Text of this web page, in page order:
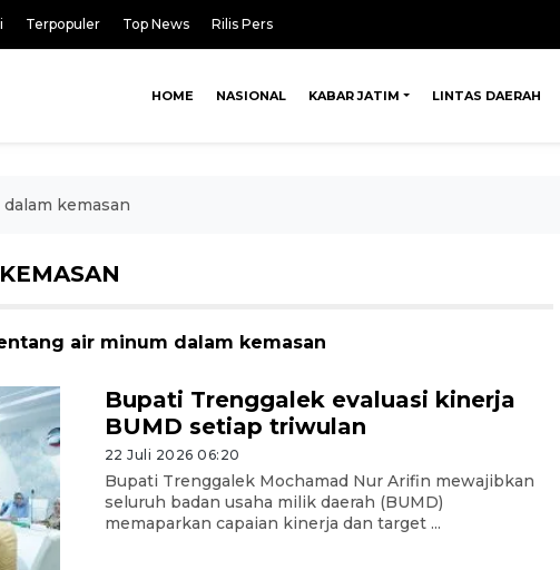
Terpopuler Top News Rilis Pers
HOME NASIONAL KABAR JATIM LINTAS DAERAH
kemasan
air minum dalam kemasan
Bupati Trenggalek evaluasi kinerja
BUMD setiap triwulan
22 Juli 2026 06:20
Bupati Trenggalek Mochamad Nur Arifin mewajibkan
seluruh badan usaha milik daerah (BUMD)
memaparkan capaian kinerja dan target ...